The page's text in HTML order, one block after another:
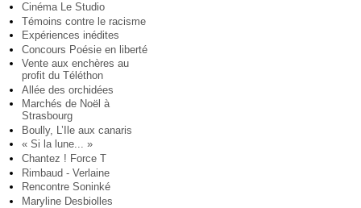
Cinéma Le Studio
Témoins contre le racisme
Expériences inédites
Concours Poésie en liberté
Vente aux enchères au
profit du Téléthon
Allée des orchidées
Marchés de Noël à
Strasbourg
Boully, L’Ile aux canaris
« Si la lune... »
Chantez ! Force T
Rimbaud - Verlaine
Rencontre Soninké
Maryline Desbiolles